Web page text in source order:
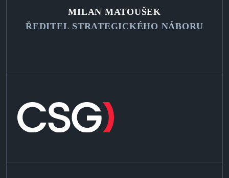
MILAN MATOUŠEK
ŘEDITEL STRATEGICKÉHO NÁBORU